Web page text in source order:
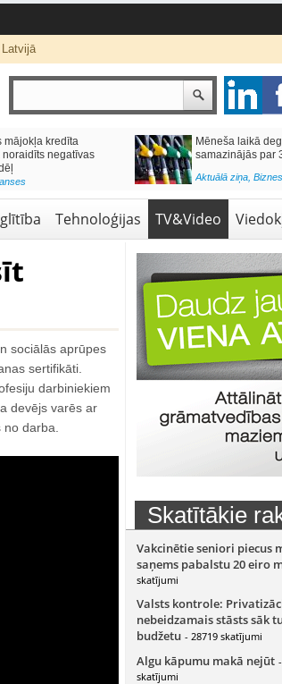
Latvijā
mājokļa kredīta
negatīvas
Mēneša laikā
samazinājās par
Aktuālā ziņa,
Tehnoloģijas TV&Video
sociālās aprūpes
sertifikāti.
darbiniekiem
devējs varēs ar
darba.
Skatītākie
Vakcinētie seniori piecus
saņems pabalstu 20 eiro
skatījumi
Valsts kontrole:
nebeidzamais stāsts sāk
budžetu - 28719 skatījumi
Algu kāpumu makā nejūt
skatījumi